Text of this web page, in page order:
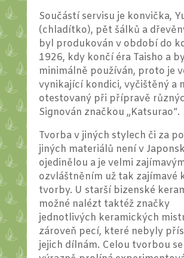
Součástí servisu je konvička,
(chladítko), pět šálků a
byl produkován v období do
1926, kdy končí éra Taisho a
minimálně používán, proto je
vynikající kondici, vyčištěný a
otestovaný při přípravě
Signován značkou „Katsurao“.
Tvorba v jiných stylech či za
jiných materiálů není v
ojedinělou a je velmi
ozvláštněním už tak zajímavé
tvorby. U starší bizenské
možné nalézt taktéž značky
jednotlivých keramických
zároveň pecí, které nebyly
jejich dílnám. Celou tvorbou